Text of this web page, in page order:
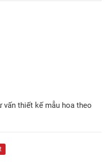
vấn thiết kế mẫu hoa theo